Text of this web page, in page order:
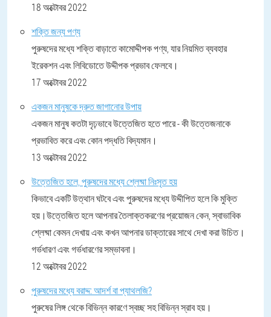
18 অক্টোবর 2022
শক্তি জন্য পণ্য
পুরুষদের মধ্যে শক্তি বাড়াতে কামোদ্দীপক পণ্য, যার নিয়মিত ব্যবহার
ইরেকশন এবং লিবিডোতে উদ্দীপক প্রভাব ফেলবে।
17 অক্টোবর 2022
একজন মানুষকে দ্রুত জাগানোর উপায়
একজন মানুষ কতটা দৃঢ়ভাবে উত্তেজিত হতে পারে - কী উত্তেজনাকে
প্রভাবিত করে এবং কোন পদ্ধতি বিদ্যমান।
13 অক্টোবর 2022
উত্তেজিত হলে, পুরুষদের মধ্যে শ্লেষ্মা নিঃসৃত হয়
কিভাবে একটি উত্থান ঘটবে এবং পুরুষদের মধ্যে উদ্দীপিত হলে কি মুক্তি
হয়।উত্তেজিত হলে আপনার তৈলাক্তকরণের প্রয়োজন কেন, স্বাভাবিক
শ্লেষ্মা কেমন দেখায় এবং কখন আপনার ডাক্তারের সাথে দেখা করা উচিত।
গর্ভধারণ এবং গর্ভধারণের সম্ভাবনা।
12 অক্টোবর 2022
পুরুষদের মধ্যে বরাদ্দ: আদর্শ বা প্যাথলজি?
পুরুষের লিঙ্গ থেকে বিভিন্ন কারণে স্বচ্ছ সহ বিভিন্ন স্রাব হয়।